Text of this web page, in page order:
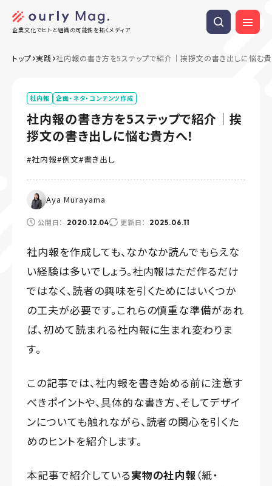
企業文化でヒトと組織の可能性を拓くメディア
トップ 実践 社内報の書き方を5ステップで紹介｜挨拶文の書き出しに悩む貴
社内報 企画・ネタ・コンテンツ作成
社内報の書き方を5ステップで紹介｜挨
拶文の書き出しに悩む貴方へ！
社内報 例文 書き出し
Aya Murayama
公開日： 2020.12.04 更新日： 2025.06.11
社内報を作成しても、なかなか読んでもらえな
い経験は多いでしょう。社内報はただ作るだけ
ではなく、読者の興味を引くためにはいくつか
の工夫が必要です。これらの慎重な準備があれ
ば、初めて読まれる社内報に生まれ変わりま
す。
この記事では、社内報を書き始める前に注意す
べきポイントや、具体的な書き方、そしてデザイ
ンについても触れながら、読者の関心を引くた
めのヒントを紹介します。
本記事で紹介している実物の社内報（紙・